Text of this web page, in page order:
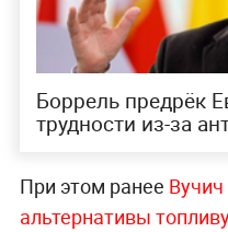
Боррель предрёк
трудности из-за
При этом ранее
альтернативы